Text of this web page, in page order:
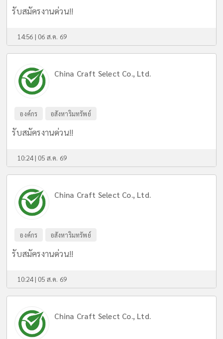
รับสมัครงานด่วน!!
14:56 | 06 ส.ค. 69
China Craft Select Co., Ltd.
องค์กร อสังหาริมทรัพย์
รับสมัครงานด่วน!!
10:24 | 05 ส.ค. 69
China Craft Select Co., Ltd.
องค์กร อสังหาริมทรัพย์
รับสมัครงานด่วน!!
10:24 | 05 ส.ค. 69
China Craft Select Co., Ltd.